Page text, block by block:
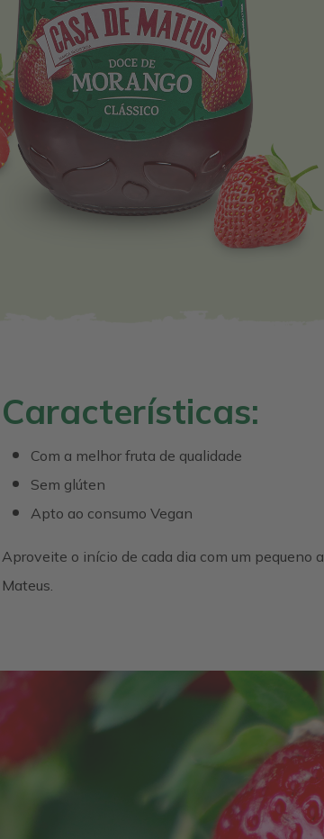
Características:
Com a melhor fruta de qualidade
Sem glúten
Apto ao consumo Vegan
Aproveite o início de cada dia com um pequeno
Mateus.